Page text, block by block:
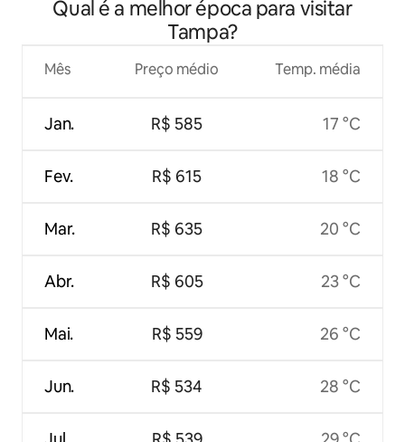
sexy/Churrasqueira/Bicicletas/
Qual é a melhor época para visitar
Tampa?
Mês
Jan.
Fev.
Mar.
Abr.
Mai.
Jun.
Preço médio
R$ 585
R$ 615
R$ 635
R$ 605
R$ 559
R$ 534
Temp. média
17 °C
18 °C
20 °C
23 °C
26 °C
28 °C